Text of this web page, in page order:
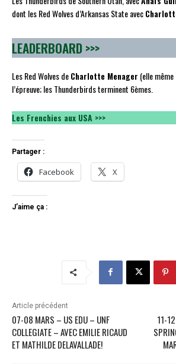
dont les Red Wolves d’Arkansas State avec
LEADERBOARD >>>
Les Red Wolves deCharlotte Menager (elle
l’épreuve; les Thunderbirds terminent 6èmes.
Les Frenchies aux USA >>>
Partager :
Facebook X
J’aime ça :
Article précédent
07-08 MARS – US EDU – UNF
COLLEGIATE – AVEC EMILIE RICAUD
ET MATHILDE DELAVALLADE!
11-